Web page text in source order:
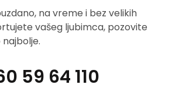
na vreme i bez velikih
vašeg ljubimca, pozovite
59 64 110